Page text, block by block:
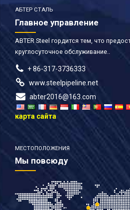
АБТЕР СТАЛЬ
Главное управление
ABTER Steel гордится тем, что
круглосуточное обслуживание..
+ 86-317-3736333
www.steelpipeline.net
abter2016@163.com
карта сайта
МЕСТОПОЛОЖЕНИЯ
Мы повсюду